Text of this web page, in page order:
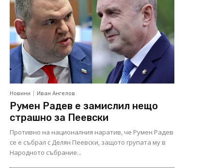
Новини Иван Ангелов
Румен Радев е замислил нещо
страшно за Пеевски
Противно на националния наратив, че Румен Радев
се е събрал с Делян Пеевски, защото групата му в
Народното събрание...